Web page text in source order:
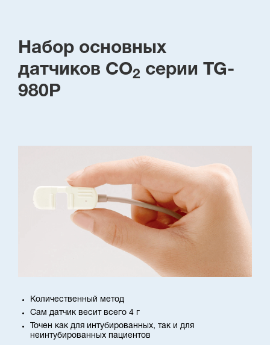
Набор основных
датчиков CO2 серии TG-
980P
Количественный метод
Сам датчик весит всего 4 г
Точен как для интубированных, так и для
неинтубированных пациентов